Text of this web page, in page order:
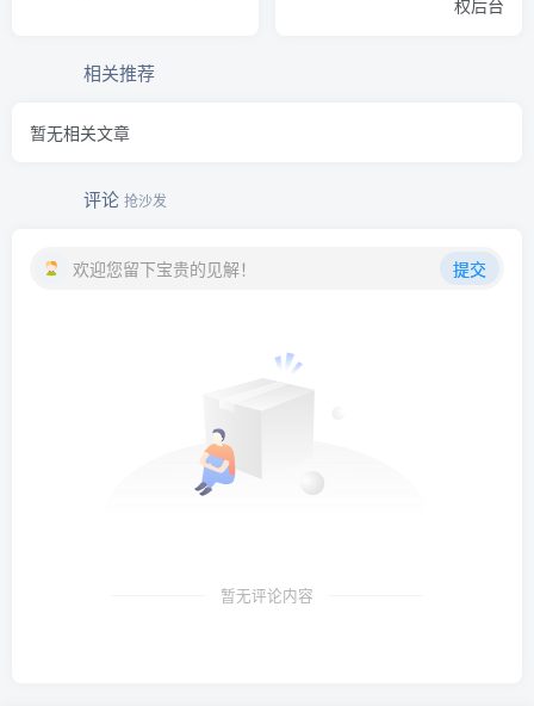
相关推荐
暂无相关文章
评论 抢沙发
欢迎您留下宝贵的见解！ 提交
暂无评论内容